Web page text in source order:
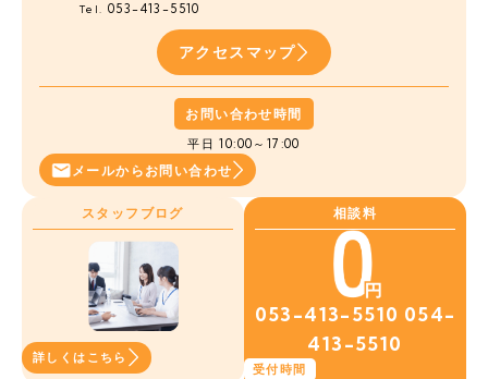
Tel. 053-413-5510
アクセスマップ
お問い合わせ時間
平日 10:00～17:00
メールから お問い合わせ
スタッフブログ
詳しくはこちら
相談料
053-413-5510 054-
413-5510
受付時間